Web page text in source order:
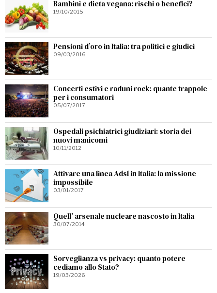
Bambini e dieta vegana: rischi o benefici?
19/10/2015
Pensioni d’oro in Italia: tra politici e giudici
09/03/2016
Concerti estivi e raduni rock: quante trappole
per i consumatori
05/07/2017
Ospedali psichiatrici giudiziari: storia dei
nuovi manicomi
10/11/2012
Attivare una linea Adsl in Italia: la missione
impossibile
03/01/2017
Quell’ arsenale nucleare nascosto in Italia
30/07/2014
Sorveglianza vs privacy: quanto potere
cediamo allo Stato?
19/03/2026